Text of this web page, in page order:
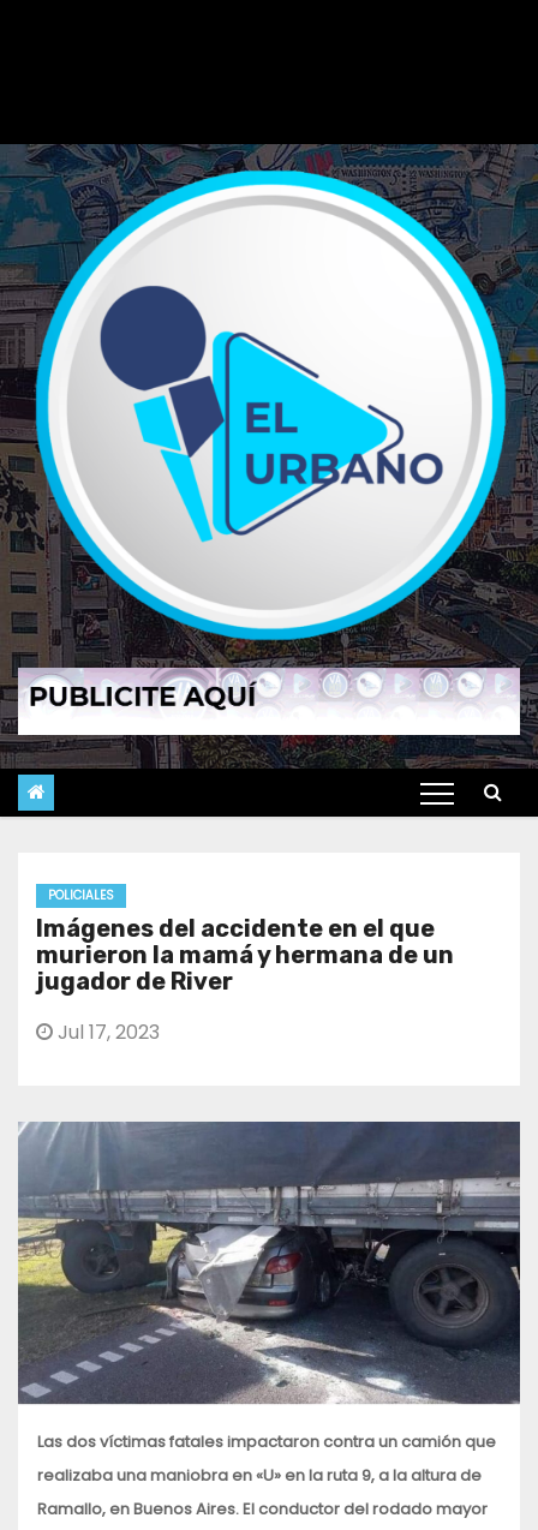
POLICIALES
Imágenes del accidente en el que
murieron la mamá y hermana de un
jugador de River
Jul 17, 2023
Las dos víctimas fatales impactaron contra un camión que
realizaba una maniobra en «U» en la ruta 9, a la altura de
Ramallo, en Buenos Aires. El conductor del rodado mayor